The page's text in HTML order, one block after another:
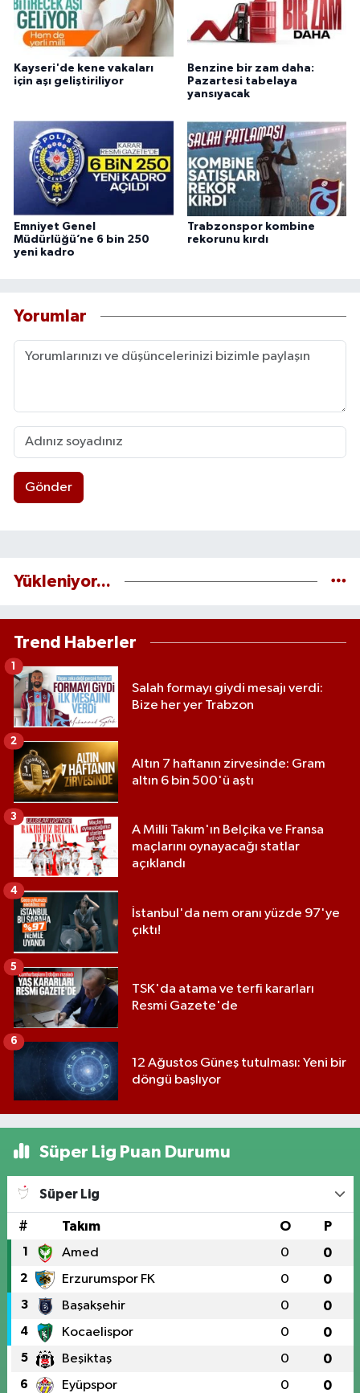
Kayseri'de kene vakaları
için aşı geliştiriliyor
Benzine bir zam daha:
Pazartesi tabelaya
yansıyacak
Emniyet Genel
Müdürlüğü’ne 6 bin 250
yeni kadro
Trabzonspor kombine
rekorunu kırdı
Yorumlar
Gönder
Yükleniyor...
Trend Haberler
Salah formayı giydi mesajı verdi:
Bize her yer Trabzon
1
Altın 7 haftanın zirvesinde: Gram
altın 6 bin 500'ü aştı
2
A Milli Takım'ın Belçika ve Fransa
maçlarını oynayacağı statlar
açıklandı
3
İstanbul'da nem oranı yüzde 97'ye
çıktı!
4
TSK'da atama ve terfi kararları
Resmi Gazete'de
5
12 Ağustos Güneş tutulması: Yeni bir
döngü başlıyor
6
Süper Lig Puan Durumu
Süper Lig
# Takım O P
1 Amed 0 0
2 Erzurumspor FK 0 0
3 Başakşehir 0 0
4 Kocaelispor 0 0
5 Beşiktaş 0 0
6 Eyüpspor 0 0